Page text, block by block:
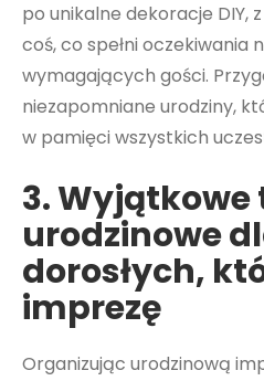
po unikalne dekoracje DIY,
coś, co spełni oczekiwania
wymagających gości.
niezapomniane urodziny,
w pamięci wszystkich
3.
urodzinowe
dorosłych,
imprezę
Organizując urodzinową